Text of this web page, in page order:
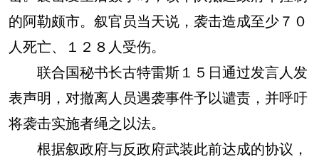
的阿勒颇市。叙官员当天说，袭击造成至少７０
人死亡、１２８人受伤。
联合国秘书长古特雷斯１５日通过发言人发
表声明，对撤离人员遇袭事件予以谴责，并呼吁
将袭击实施者绳之以法。
根据叙政府与反政府武装此前达成的协议，